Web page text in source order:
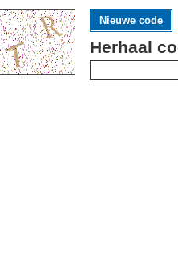
Nieuwe code
Herhaal